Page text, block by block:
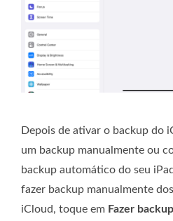
Depois de ativar o backup do
um backup manualmente ou
backup automático do seu
fazer backup manualmente
iCloud, toque em Fazer